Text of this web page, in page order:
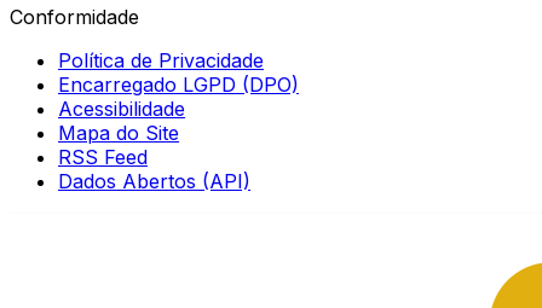
Conformidade
Política de Privacidade
Encarregado LGPD (DPO)
Acessibilidade
Mapa do Site
RSS Feed
Dados Abertos (API)